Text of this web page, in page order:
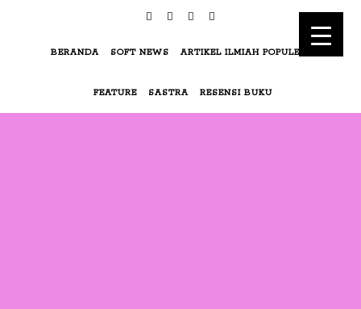
BERANDA SOFT NEWS ARTIKEL ILMIAH POPULER
FEATURE SASTRA RESENSI BUKU